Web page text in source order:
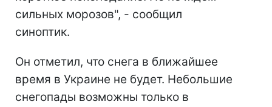
сильных морозов", - сообщил
синоптик.
Он отметил, что снега в ближайшее
время в Украине не будет. Небольшие
снегопады возможны только в